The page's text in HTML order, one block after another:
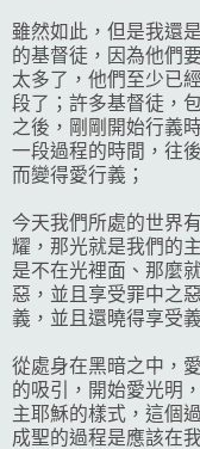
雖然如此，但是我還
的基督徒，因為他們
太多了，他們至少已
段了；許多基督徒，
之後，剛剛開始行義
一段過程的時間，往
而變得愛行義；
今天我們所處的世界
耀，那光就是我們的
是不在光裡面、那麼
惡，並且享受罪中之
義，並且還曉得享受
從處身在黑暗之中，
的吸引，開始愛光明
主耶穌的樣式，這個
成聖的過程是應該在